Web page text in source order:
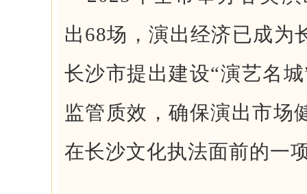
出68场，演出经济已成为
长沙市提出建设“演艺名
监管质效，确保演出市场
在长沙文化执法面前的一